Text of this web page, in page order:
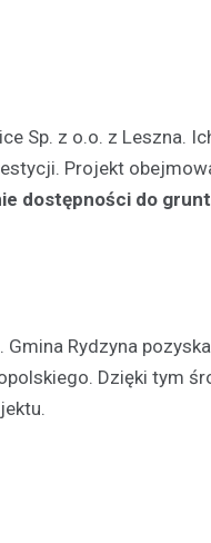
Sp. z o.o. z Leszna.
Projekt
dostępności do
Rydzyna
Dzięki tym